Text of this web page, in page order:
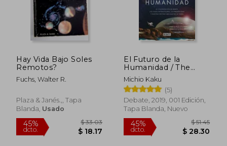
dcto.
40%
dcto. $
Hay Vida Bajo Soles
Remotos?
Fuchs, Walter R.
Plaza & Janés.,, Tapa
Blanda, Usado
El Futuro de la
Humanidad / The
Future of Humanity
Michio Kaku
(5)
Debate, 2019, 001 Edición,
Tapa Blanda, Nuevo